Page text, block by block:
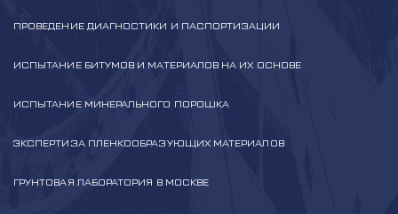
ПРОВЕДЕНИЕ ДИАГНОСТИКИ И ПАСПОРТИЗАЦИИ
ИСПЫТАНИЕ БИТУМОВ И МАТЕРИАЛОВ НА ИХ ОСНОВЕ
ИСПЫТАНИЕ МИНЕРАЛЬНОГО ПОРОШКА
ЭКСПЕРТИЗА ПЛЕНКООБРАЗУЮЩИХ МАТЕРИАЛОВ
ГРУНТОВАЯ ЛАБОРАТОРИЯ В МОСКВЕ